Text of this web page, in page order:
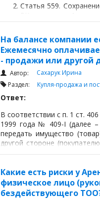
Статья 559.
имущество к
На балансе компании
Ежемесячно
- продажи или другой
Автор: Сахарук Ирина
Раздел: Купля-продажа и
Ответ:
В соответствии с п. 1 ст.
1999 года № 409-I (далее –
передать имущество
другой стороне
него определенную
Какие есть риски у
физическое лицо
бездействующего